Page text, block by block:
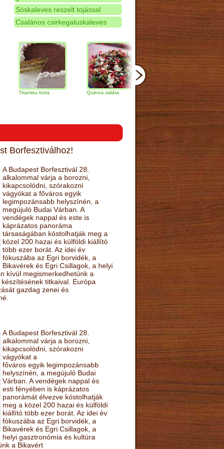
Sóskaleves reszelt tojással
Csalános csirkegaluskaleves
torta Quinoa saláta Mandulás kifli
narancs
Borfesztiválhoz!
A Budapest Borfesztivál 28.
alkalommal várja a borozni,
kikapcsolódni, szórakozni
vágyókat a főváros egyik
legimpozánsabb helyszínén, a
megújuló Budai Várban. A
vendégek nappal és este is
káprázatos panoráma
társaságában kóstolhatják meg a
közel 200 hazai és külföldi kiállító
több ezer borát. Az idei év
fókuszába az Egri borvidék, a
Bikavérek és Egri Csillagok, a helyi
kívül megismerkedhetünk a
titkaival. Európa
gazdag zenei és
A Budapest Borfesztivál 28.
alkalommal várja a borozni,
kikapcsolódni, szórakozni
vágyókat a
főváros egyik legimpozánsabb
helyszínén, a megújuló Budai
Várban. A vendégek nappal és
esti fényében is káprázatos
panorámát élvezve kóstolhatják
meg a közel 200 hazai és külföldi
kiállító több ezer borát. Az idei év
fókuszába az Egri borvidék, a
Bikavérek és Egri Csillagok, a
helyi gasztronómia és kultúra
a Bikavért